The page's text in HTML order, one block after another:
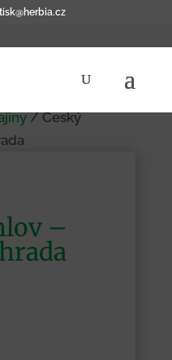
tisk@herbia.cz
/ Český
–